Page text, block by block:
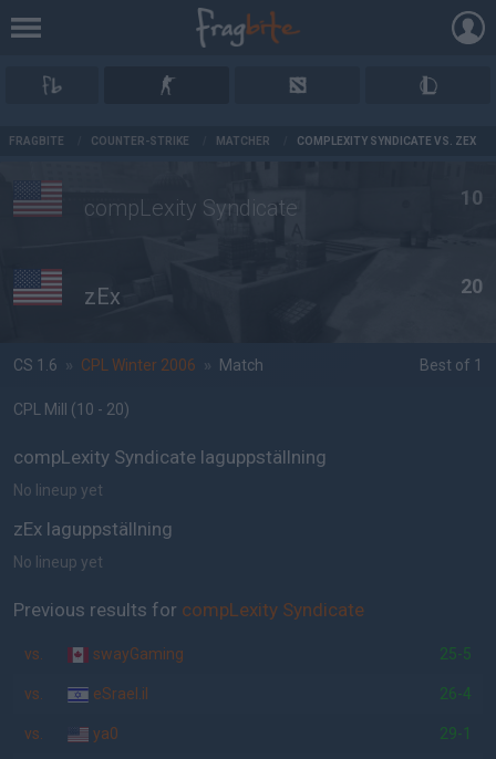
FRAGBITE COUNTER-STRIKE MATCHER COMPLEXITY SYNDICATE VS. ZEX
compLexity Syndicate 10
zEx 20
CS 1.6 » CPL Winter 2006 » Match Best of 1
CPL Mill (10 - 20)
compLexity Syndicate laguppställning
No lineup yet
zEx laguppställning
No lineup yet
Previous results for compLexity Syndicate
vs. swayGaming 25-5
vs. eSrael.il 26-4
vs. ya0 29-1